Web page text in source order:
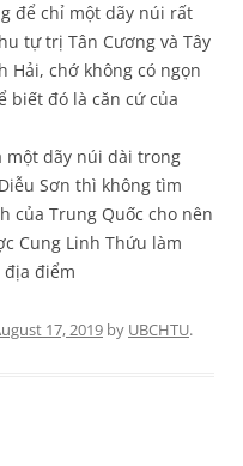
để chỉ một dãy núi rất
tự trị Tân Cương và Tây
Hải, chớ không có ngọn
biết đó là căn cứ của
một dãy núi dài trong
Sơn thì không tìm
của Trung Quốc cho nên
Cung Linh Thứu làm
địa điểm
17, 2019 by UBCHTU.